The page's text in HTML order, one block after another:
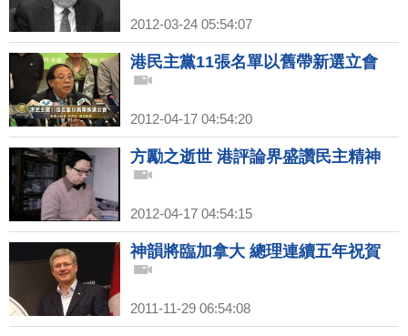
2012-03-24 05:54:07
港民主黨11張名單以舊帶新選立會
2012-04-17 04:54:20
方勵之逝世 港評論界盛讚民主精神
2012-04-17 04:54:15
神韻將臨加拿大 總理連續五年祝賀
2011-11-29 06:54:08